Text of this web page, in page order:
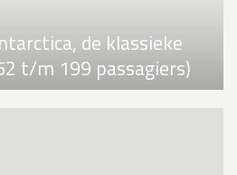
de klassieke
t/m 199 passagiers)